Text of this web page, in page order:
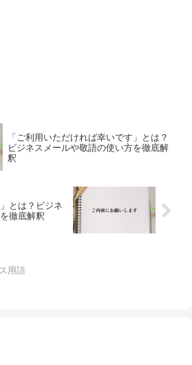
「ご利用いただければ幸いです」とは？
ビジネスメールや敬語の使い方を徹底解
釈
とは？ビジネ
徹底解釈
用語